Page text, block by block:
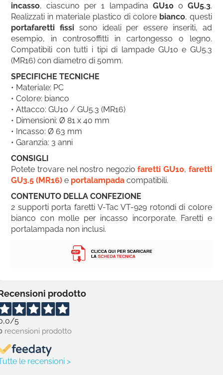
incasso, ciascuno per 1 lampadina GU10 o GU5.3.
Realizzati in materiale plastico di colore bianco, questi
portafaretti fissi sono ideali per essere inseriti, ad
esempio, in controsoffitti in cartongesso o legno.
Compatibili con tutti i tipi di lampade GU10 e GU5.3
(MR16) con diametro di 50mm.
SPECIFICHE TECNICHE
• Materiale: PC
• Colore: bianco
• Attacco: GU10 / GU5.3 (MR16)
• Dimensioni: Ø 81 x 40 mm
• Incasso: Ø 63 mm
• Garanzia: 3 anni
CONSIGLI
Potete trovare nel nostro negoziofaretti GU10, faretti
GU3.5 (MR16) e portalampada compatibili.
CONTENUTO DELLA CONFEZIONE
2 supporti porta faretti V-Tac VT-929 rotondi di colore
bianco con molle per incasso incorporate. Faretti e
portalampada non inclusi.
prodotto
/5
recensioni prodotto
le recensioni >